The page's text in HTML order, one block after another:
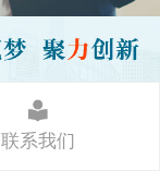
联系我们